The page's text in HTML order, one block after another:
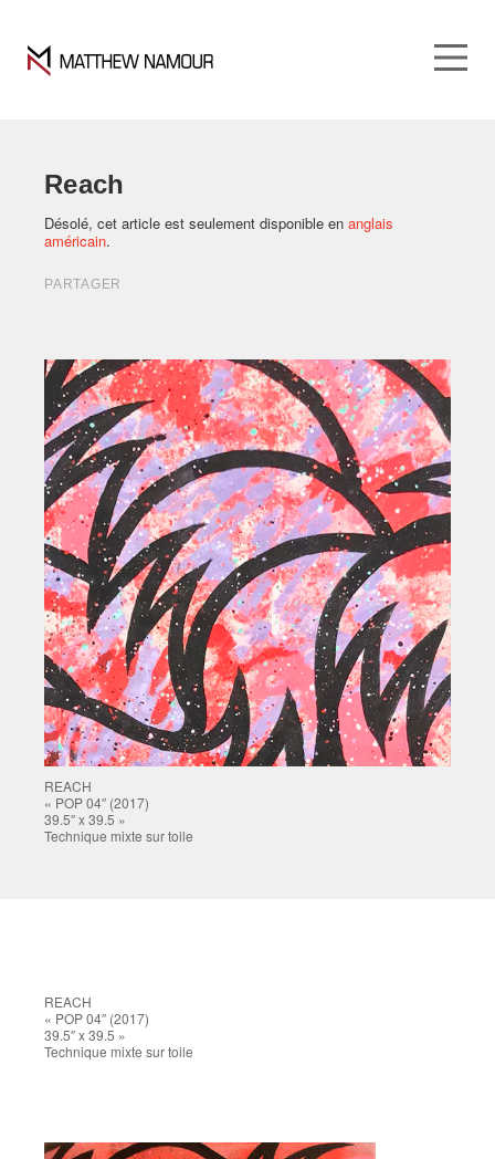
Reach
Désolé, cet article est seulement disponible en anglais
américain.
PARTAGER
REACH
« POP 04″ (2017)
39.5″ x 39.5 »
Technique mixte sur toile
REACH
« POP 04″ (2017)
39.5″ x 39.5 »
Technique mixte sur toile